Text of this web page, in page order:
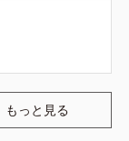
もっと見る